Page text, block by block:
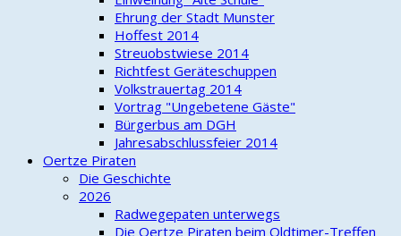
Ehrung der Stadt Munster
Hoffest 2014
Streuobstwiese 2014
Richtfest Geräteschuppen
Volkstrauertag 2014
Vortrag "Ungebetene Gäste"
Bürgerbus am DGH
Jahresabschlussfeier 2014
Oertze Piraten
Die Geschichte
2026
Radwegepaten unterwegs
Die Oertze Piraten beim Oldtimer-Treffen